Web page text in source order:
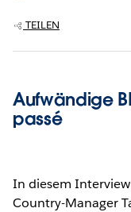
TEILEN
Aufwändige
passé
In diesem
Country-Manager